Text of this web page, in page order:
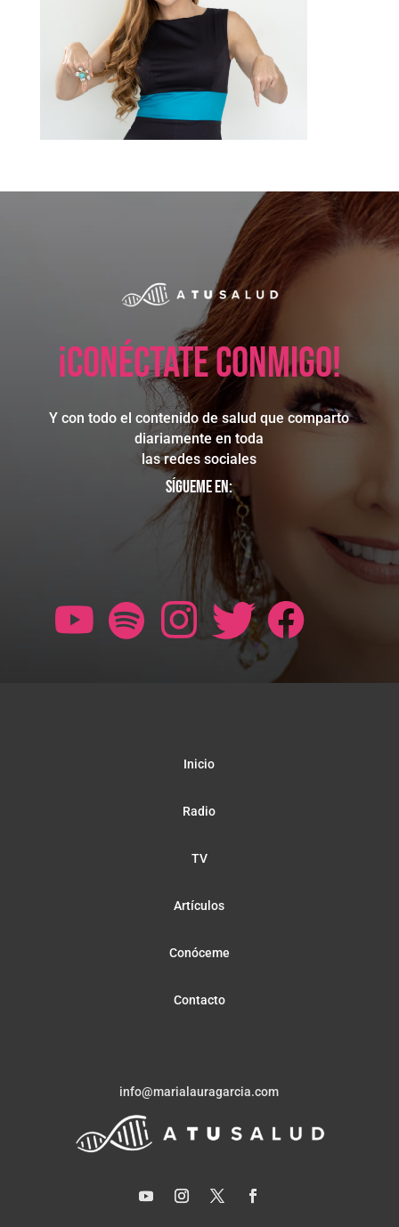
¡Conéctate conmigo!
Y con todo el contenido de salud que comparto
diariamente en toda
las redes sociales
Sígueme en:
Inicio
Radio
TV
Artículos
Conóceme
Contacto
info@marialauragarcia.com